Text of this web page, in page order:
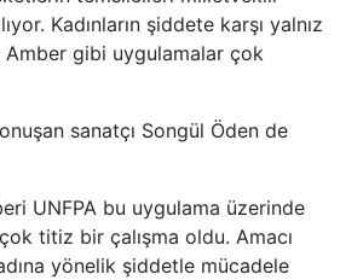
Kadınların şiddete karşı yalnız
Amber gibi uygulamalar çok
sanatçı Songül Öden de
UNFPA bu uygulama üzerinde
titiz bir çalışma oldu. Amacı
yönelik şiddetle mücadele